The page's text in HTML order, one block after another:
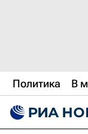
Политика В